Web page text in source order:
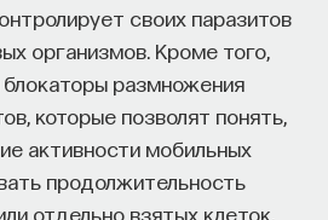
своих паразитов
организмов. Кроме того,
размножения
которые позволят понять,
активности мобильных
продолжительность
отдельно взятых клеток.